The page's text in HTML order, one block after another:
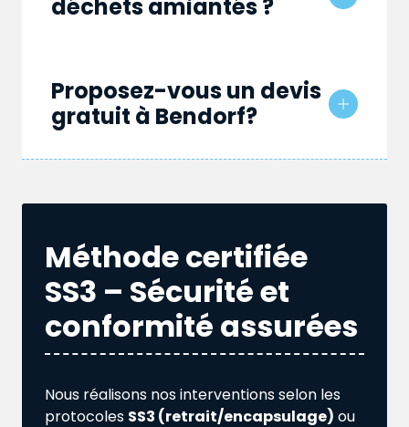
déchets amiantés ?
Proposez-vous un devis
gratuit à Bendorf?
Méthode certifiée
SS3 – Sécurité et
conformité assurées
Nous réalisons nos interventions selon les
protocoles SS3 (retrait/encapsulage) ou